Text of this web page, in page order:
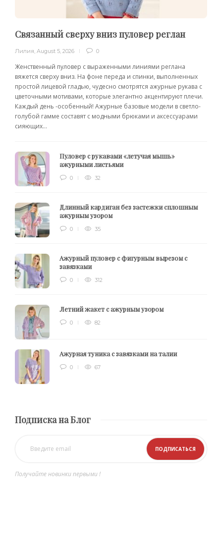
Связанный сверху вниз пуловер реглан
Лилия, August 5, 2026 0
Женственный пуловер с выраженными линиями реглана
вяжется сверху вниз. На фоне переда и спинки, выполненных
простой лицевой гладью, чудесно смотрятся ажурные рукава с
цветочными мотивами, которые элегантно акцентируют плечи.
Каждый день -особенный! Ажурные базовые модели в светло-
голубой гамме составят с модными брюками и аксессуарами
сияющих...
Пуловер с рукавами «летучая мышь»
ажурными листьями
0 32
Длинный кардиган без застежки сплошным
ажурным узором
0 35
Ажурный пуловер с фигурным вырезом с
завязками
0 312
Летний жакет с ажурным узором
0 82
Ажурная туника с завязками на талии
0 67
Подписка на Блог
Получайте новинки первыми !